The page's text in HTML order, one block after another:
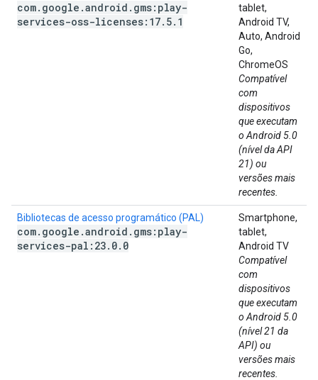
com. google .android . gms:play-
services-oss-licenses:17. 5. 1
tablet,
Android TV,
Auto, Android
Go,
ChromeOS
Compatível
com
dispositivos
que executam
o Android 5.0
(nível da API
21) ou
versões mais
recentes.
Bibliotecas de acesso programático (PAL)
com. google .android . gms:play-
services-pal:23. 0. 0
Smartphone,
tablet,
Android TV
Compatível
com
dispositivos
que executam
o Android 5.0
(nível 21 da
API) ou
versões mais
recentes.